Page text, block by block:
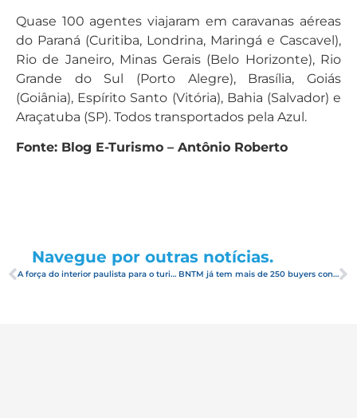
Quase 100 agentes viajaram em caravanas aéreas
do Paraná (Curitiba, Londrina, Maringá e Cascavel),
Rio de Janeiro, Minas Gerais (Belo Horizonte), Rio
Grande do Sul (Porto Alegre), Brasília, Goiás
(Goiânia), Espírito Santo (Vitória), Bahia (Salvador) e
Araçatuba (SP). Todos transportados pela Azul.
Fonte: Blog E-Turismo – Antônio Roberto
Navegue por outras notícias.
A força do interior paulista para o turismo potiguar BNTM já tem mais de 250 buyers confirmados